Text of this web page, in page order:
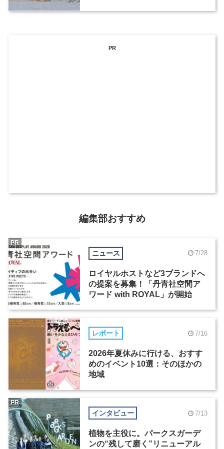
PR
編集部おすすめ
ニュース 7/28
ロイヤルホストなど3ブランドへ
の提案を募集！「丹青社空間ア
ワード with ROYAL」が開始
PR
レポート 7/16
2026年夏休みに行ける、おすす
めのイベント10選：そのほかの
地域
インタビュー 7/13
植物を主役に。パークスガーデ
ンの“残して磨く”リニューアル
PR